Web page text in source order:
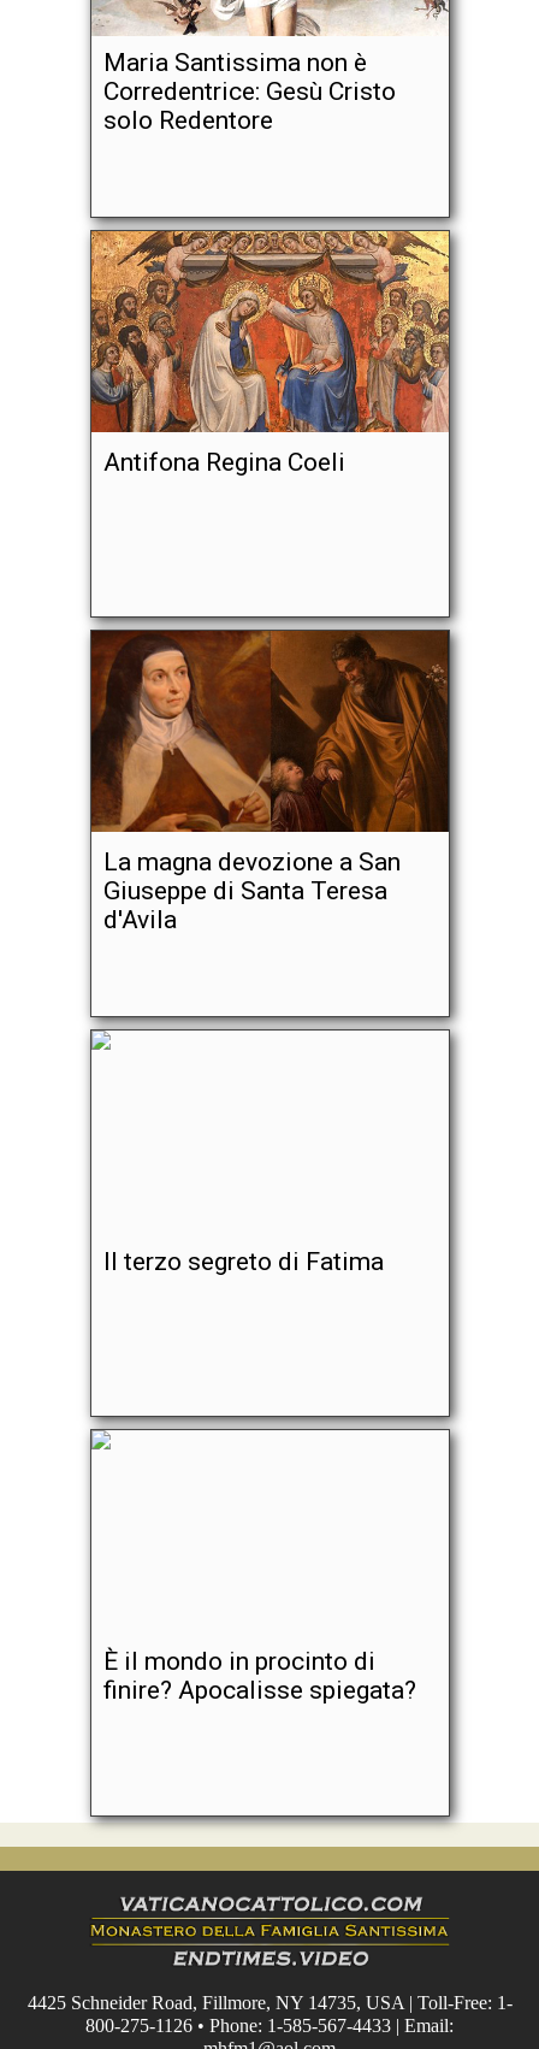
Maria Santissima non è
Corredentrice: Gesù Cristo
solo Redentore
Antifona Regina Coeli
La magna devozione a San
Giuseppe di Santa Teresa
d'Avila
Il terzo segreto di Fatima
È il mondo in procinto di
finire? Apocalisse spiegata?
4425 Schneider Road, Fillmore, NY 14735, USA | Toll-Free: 1-
800-275-1126 • Phone: 1-585-567-4433 | Email: